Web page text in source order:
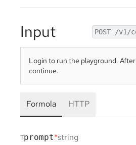
Input POST /v1/
Login to run the playground.
continue.
Formola HTTP
Tprompt*string